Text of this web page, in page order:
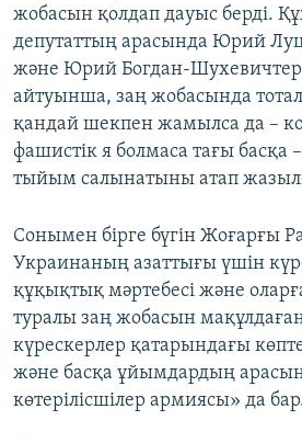
жобасын қолдап дауыс берді.
депутаттың арасында Юрий
және Юрий Богдан-
айтуынша, заң жобасында
қандай шекпен жамылса да –
фашистік я болмаса тағы басқа
тыйым салынатыны атап
Сонымен бірге бүгін Жоғарғы
Украинаның азаттығы үшін
құқықтық мәртебесі және
туралы заң жобасын
күрескерлер қатарындағы
және басқа ұйымдардың
көтерілісшілер армиясы» да